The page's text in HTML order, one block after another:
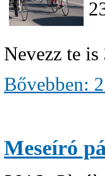
Nevezz te
Bővebben:
Meseíró